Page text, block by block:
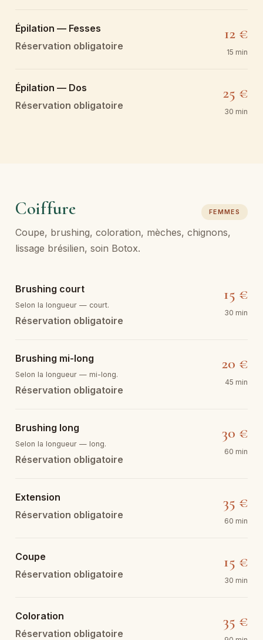
Épilation — Fesses
Réservation obligatoire
12 €
15 min
Épilation — Dos
Réservation obligatoire
25 €
30 min
Coiffure FEMMES
Coupe, brushing, coloration, mèches, chignons,
lissage brésilien, soin Botox.
Brushing court
Selon la longueur — court.
Réservation obligatoire
15 €
30 min
Brushing mi-long
Selon la longueur — mi-long.
Réservation obligatoire
20 €
45 min
Brushing long
Selon la longueur — long.
Réservation obligatoire
30 €
60 min
Extension
Réservation obligatoire
35 €
60 min
Coupe
Réservation obligatoire
15 €
30 min
Coloration
Réservation obligatoire
35 €